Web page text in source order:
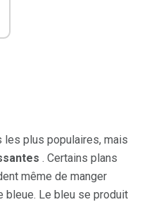
les plus populaires, mais
. Certains plans
même de manger
bleue. Le bleu se produit